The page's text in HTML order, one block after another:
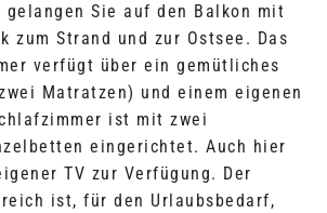
gelangen Sie auf den Balkon mit
zum Strand und zur Ostsee. Das
verfügt über ein gemütliches
Matratzen) und einem eigenen
ist mit zwei
eingerichtet. Auch hier
TV zur Verfügung. Der
ist, für den Urlaubsbedarf,